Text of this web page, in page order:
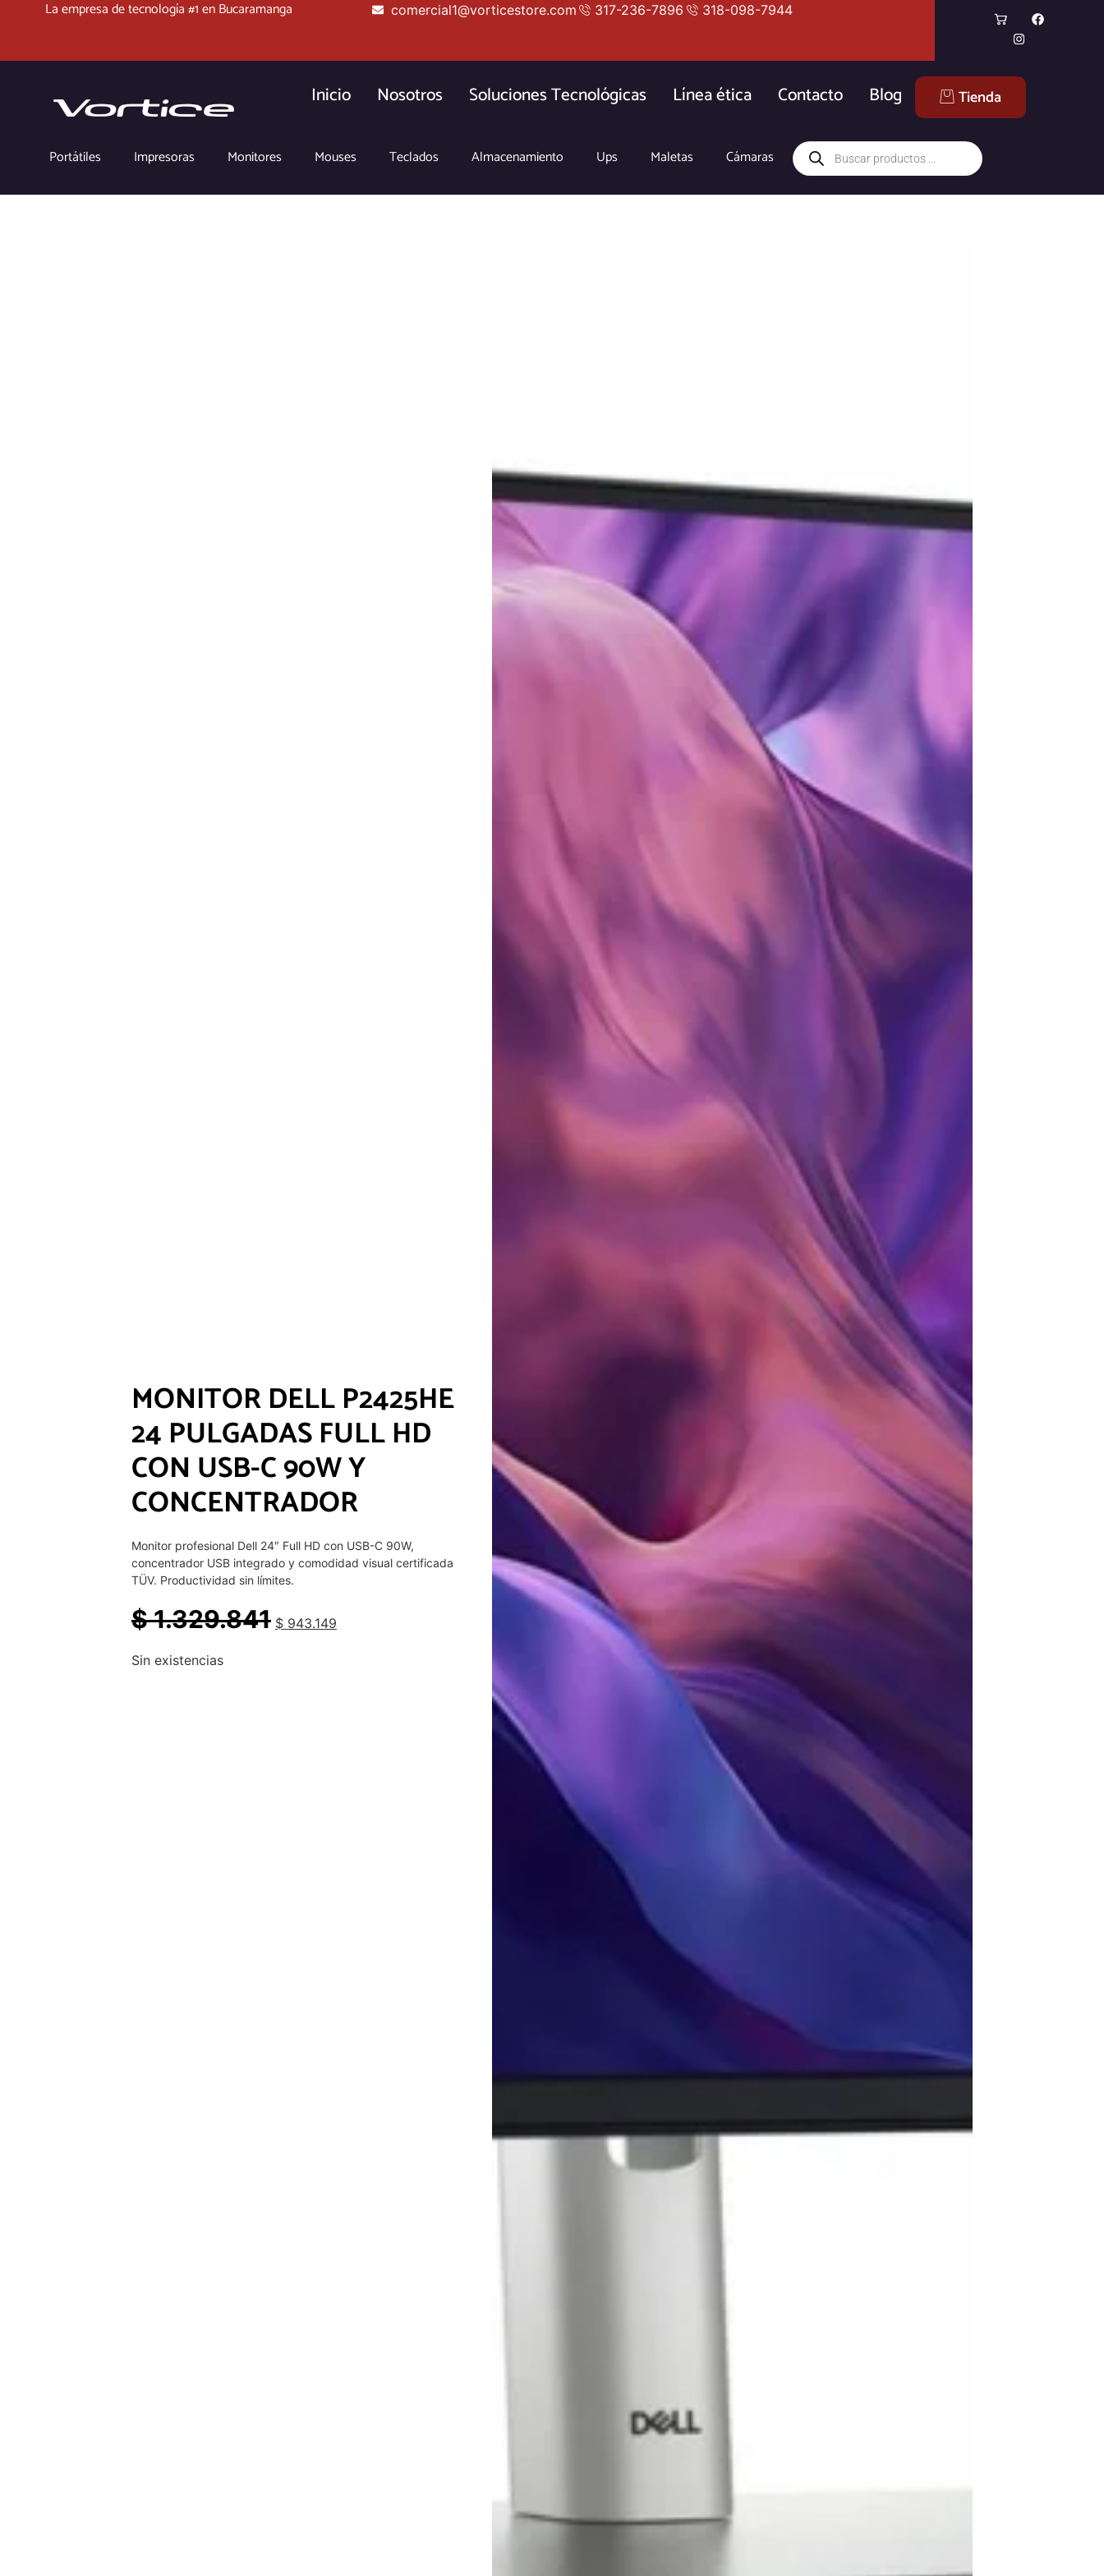
La empresa de tecnología #1 en Bucaramanga comercial1@vorticestore.com 317-236-7896 318-098-7944
Inicio Nosotros Soluciones Tecnológicas Línea ética Contacto Blog Tienda
Portátiles Impresoras Monitores Mouses Teclados Almacenamiento Ups Maletas Cámaras
DR925 ORIGINAL –
RENDIMIENTO 75,000
PÁGINAS PARA
IMPRESORAS LÁSER
Tambor Brother DR925 Original con 75,000 páginas de
rendimiento. Calidad profesional para tus impresiones láser
monocromáticas diarias.
$1.519.019 $1.125.199
Hay existencias